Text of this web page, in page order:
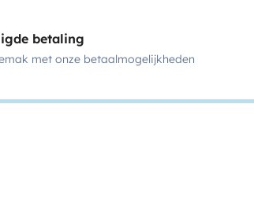
betaling
met onze betaalmogelijkheden